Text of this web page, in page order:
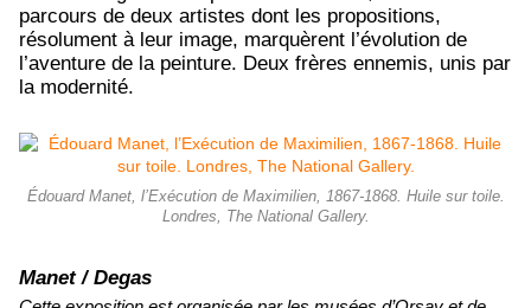
parcours de deux artistes dont les propositions,
résolument à leur image, marquèrent l’évolution de
l’aventure de la peinture. Deux frères ennemis, unis par
la modernité.
Édouard Manet, l’Exécution de Maximilien, 1867-1868. Huile sur toile.
Londres, The National Gallery.
Manet / Degas